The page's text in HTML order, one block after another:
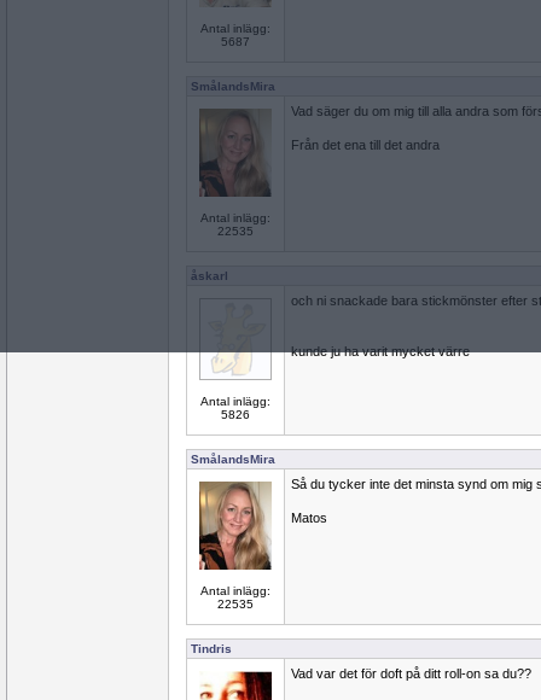
Antal inlägg:
5687
SmålandsMira
Antal inlägg:
22535
Vad säger du om mig till alla andra som
Från det ena till det andra
åskarl
Antal inlägg:
5826
och ni snackade bara stickmönster efter
kunde ju ha varit mycket värre
SmålandsMira
Antal inlägg:
22535
Så du tycker inte det minsta synd om mig
Matos
Tindris
Vad var det för doft på ditt roll-on sa du??